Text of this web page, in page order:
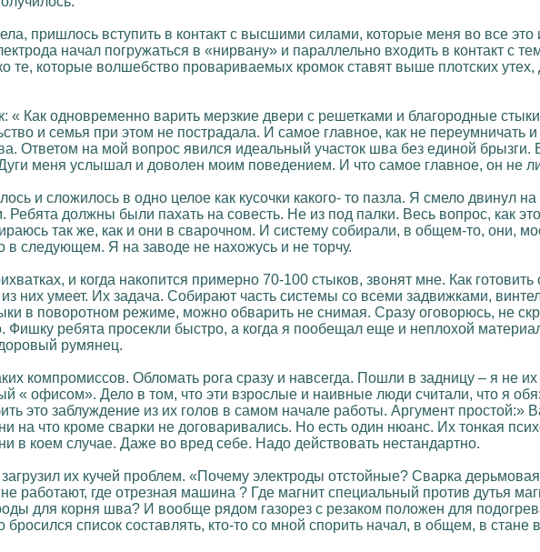
пришлось вступить в контакт с высшими силами, которые меня во все это
начал погружаться в «нирвану» и параллельно входить в контакт с
те, которые волшебство провариваемых кромок ставят выше плотских
« Как одновременно варить мерзкие двери с решетками и благородные
и семья при этом не пострадала. И самое главное, как не переумничать
Ответом на мой вопрос явился идеальный участок шва без единой брызги.
меня услышал и доволен моим поведением. И что самое главное, он не
и сложилось в одно целое как кусочки какого- то пазла. Я смело двинул
должны были пахать на совесть. Не из под палки. Весь вопрос, как
так же, как и они в сварочном. И систему собирали, в общем-то, они,
в следующем. Я на заводе не нахожусь и не торчу.
и когда накопится примерно 70-100 стыков, звонят мне. Как
них умеет. Их задача. Собирают часть системы со всеми задвижками,
в поворотном режиме, можно обварить не снимая. Сразу оговорюсь, не
ребята просекли быстро, а когда я пообещал еще и неплохой
румянец.
компромиссов. Обломать рога сразу и навсегда. Пошли в задницу – я не
« офисом». Дело в том, что эти взрослые и наивные люди считали, что я
это заблуждение из их голов в самом начале работы. Аргумент простой:»
на что кроме сварки не договаривались. Но есть один нюанс. Их тонкая
в коем случае. Даже во вред себе. Надо действовать нестандартно.
их кучей проблем. «Почему электроды отстойные? Сварка
работают, где отрезная машина ? Где магнит специальный против дутья
для корня шва? И вообще рядом газорез с резаком положен для
список составлять, кто-то со мной спорить начал, в общем, в стане